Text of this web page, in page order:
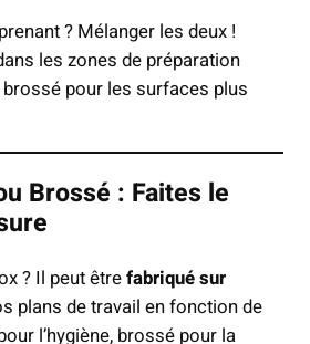
? Mélanger les deux !
les zones de préparation
brossé pour les surfaces plus
Brossé : Faites le
? Il peut êtrefabriqué sur
plans de travail en fonction de
l’hygiène, brossé pour la